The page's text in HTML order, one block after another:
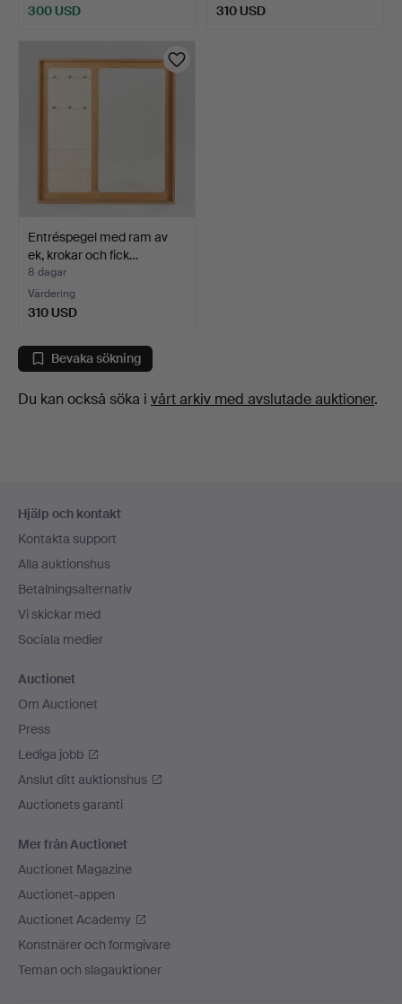
300 USD 310 USD
Entréspegel med ram av
ek, krokar och fick…
8 dagar
Värdering
310 USD
Bevaka sökning
Du kan också söka i vårt arkiv med avslutade auktioner.
Hjälp och kontakt
Kontakta support
Alla auktionshus
Betalningsalternativ
Vi skickar med
Sociala medier
Auctionet
Om Auctionet
Press
Lediga jobb
Anslut ditt auktionshus
Auctionets garanti
Mer från Auctionet
Auctionet Magazine
Auctionet-appen
Auctionet Academy
Konstnärer och formgivare
Teman och slagauktioner